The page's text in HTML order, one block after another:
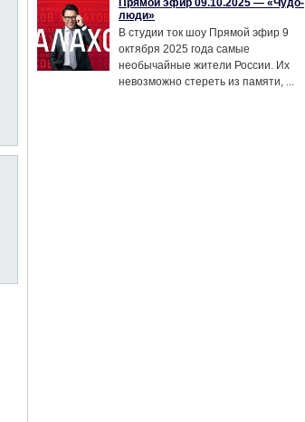
Прямой эфир 09.10.2025 — «Чудо-
люди»
В студии ток шоу Прямой эфир 9
октября 2025 года самые
необычайные жители России. Их
невозможно стереть из памяти, ...